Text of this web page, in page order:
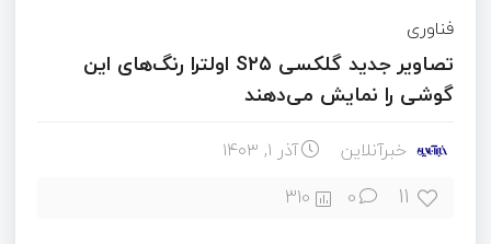
فناوری
تصاویر جدید گلکسی S۲۵ اولترا رنگ‌های این
گوشی را نمایش می‌دهند
خبرآنلاین آذر ۱, ۱۴۰۳
11
0
310